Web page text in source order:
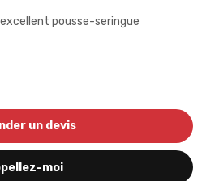
pousse-seringue
un devis
moi